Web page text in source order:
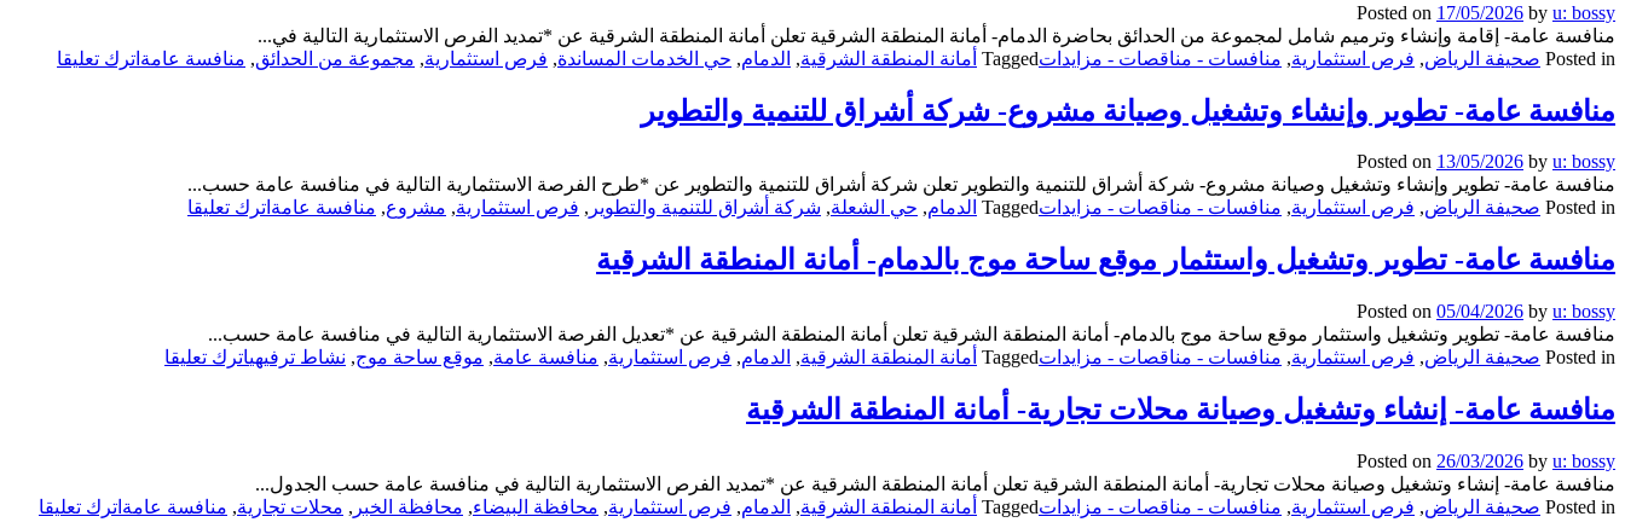
محافظة
Posted on 17/05/2026 by u: bossy
منافسة عامة- إقامة وإنشاء وترميم شامل لمجموعة من الحدائق بحاضرة الدمام- أمانة المنطقة الشرقية تعلن أمانة المنطقة الشرقية عن *تمديد الفرص الاستثمارية التالية في...
Posted in صحيفة الرياض, فرص استثمارية, منافسات - مناقصات - مزايداتTagged أمانة المنطقة الشرقية, الدمام, حي الخدمات المساندة, فرص استثمارية, مجموعة من الحدائق, منافسة عامة اترك تعليقا
منافسة عامة- تطوير وإنشاء وتشغيل وصيانة مشروع- شركة أشراق للتنمية والتطوير
Posted on 13/05/2026 by u: bossy
منافسة عامة- تطوير وإنشاء وتشغيل وصيانة مشروع- شركة أشراق للتنمية والتطوير تعلن شركة أشراق للتنمية والتطوير عن *طرح الفرصة الاستثمارية التالية في منافسة عامة حسب...
Posted in صحيفة الرياض, فرص استثمارية, منافسات - مناقصات - مزايداتTagged الدمام, حي الشعلة, شركة أشراق للتنمية والتطوير , فرص استثمارية, مشروع, منافسة عامة اترك تعليقا
وصيانة
مشروع-
منافسة عامة- تطوير وتشغيل واستثمار موقع ساحة موج بالدمام- أمانة المنطقة الشرقية
Posted on 05/04/2026 by u: bossy
منافسة عامة- تطوير وتشغيل واستثمار موقع ساحة موج بالدمام- أمانة المنطقة الشرقية تعلن أمانة المنطقة الشرقية عن *تعديل الفرصة الاستثمارية التالية في منافسة عامة حسب...
Posted in صحيفة الرياض, فرص استثمارية, منافسات - مناقصات - مزايداتTagged أمانة المنطقة الشرقية, الدمام, فرص استثمارية, منافسة عامة, موقع ساحة موج, نشاط ترفيهياترك تعليقا
ساحة
منافسة عامة- إنشاء وتشغيل وصيانة محلات تجارية- أمانة المنطقة الشرقية
Posted on 26/03/2026 by u: bossy
منافسة عامة- إنشاء وتشغيل وصيانة محلات تجارية- أمانة المنطقة الشرقية تعلن أمانة المنطقة الشرقية عن *تمديد الفرص الاستثمارية التالية في منافسة عامة حسب الجدول...
Posted in صحيفة الرياض, فرص استثمارية, منافسات - مناقصات - مزايداتTagged أمانة المنطقة الشرقية, الدمام, فرص استثمارية, محافظة البيضاء, محافظة الخبر , محلات تجارية, منافسة عامة اترك تعليقا